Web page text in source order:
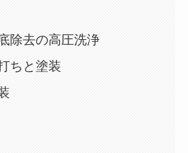
除去の高圧洗浄
ちと塗装